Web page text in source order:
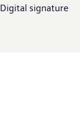
Digital signature